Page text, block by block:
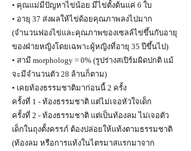
• คุณแม่มีปัญหาไข่น้อย มีไข่ตั้งต้นแค่ 6 ใบ
• อายุ 37 ส่งผลให้ไข่ด้อยคุณภาพลงไปมาก
(จำนวนฟองไข่และคุณภาพของเซลล์ไข่ขึ้นกับอายุ
ของฝ่ายหญิงโดยเฉพาะผู้หญิงที่อายุ 35 ปีขึ้นไป)
• สามี morphology = 0% (รูปร่างสเปิร์มผิดปกติ แม้
จะมีจำนวนตัว 28 ล้านก็ตาม)
• เคยท้องธรรมชาติมาก่อนนี้ 2 ครั้ง
ครั้งที่ 1 - ท้องธรรมชาติ แต่ไม่เจอหัวใจเด็ก
ครั้งที่ 2 - ท้องธรรมชาติ แต่เป็นท้องลม ไม่เจอตัว
เด็กในถุงตั้งครรภ์ ต้องปล่อยให้แท้งตามธรรมชาติ
(ท้องลม หรือการแท้งในไตรมาสแรกมาจาก